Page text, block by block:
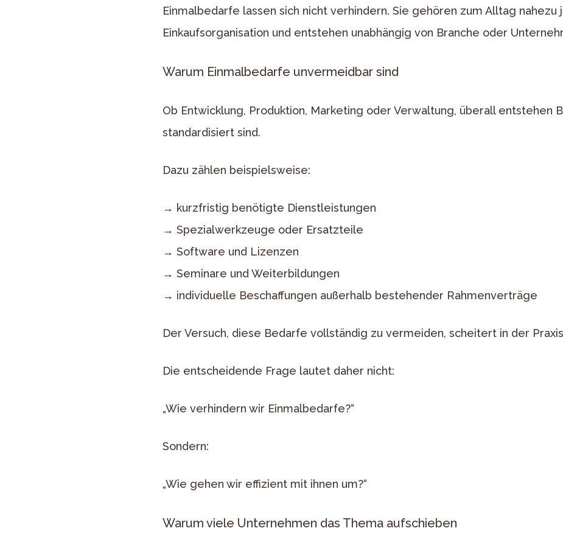
Einmalbedarfe lassen sich nicht verhindern. Sie gehören zum Alltag nahezu
Einkaufsorganisation und entstehen unabhängig von Branche oder
Warum Einmalbedarfe unvermeidbar sind
Ob Entwicklung, Produktion, Marketing oder Verwaltung, überall entstehen
standardisiert sind.
Dazu zählen beispielsweise:
→ kurzfristig benötigte Dienstleistungen
→ Spezialwerkzeuge oder Ersatzteile
→ Software und Lizenzen
→ Seminare und Weiterbildungen
→ individuelle Beschaffungen außerhalb bestehender Rahmenverträge
Der Versuch, diese Bedarfe vollständig zu vermeiden, scheitert in der
Die entscheidende Frage lautet daher nicht:
„Wie verhindern wir Einmalbedarfe?“
Sondern:
„Wie gehen wir effizient mit ihnen um?“
Warum viele Unternehmen das Thema aufschieben